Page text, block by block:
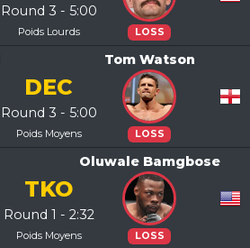
LOSS
Round 3 - 5:00
Poids Lourds
Tom Watson
LOSS
DEC
Round 3 - 5:00
Poids Moyens
Oluwale Bamgbose
LOSS
TKO
Round 1 - 2:32
Poids Moyens